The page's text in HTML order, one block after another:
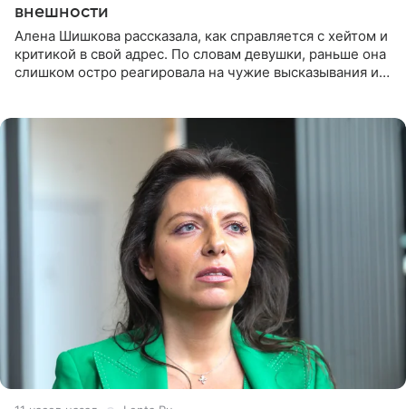
внешности
Алена Шишкова рассказала, как справляется с хейтом и
критикой в свой адрес. По словам девушки, раньше она
слишком остро реагировала на чужие высказывания и